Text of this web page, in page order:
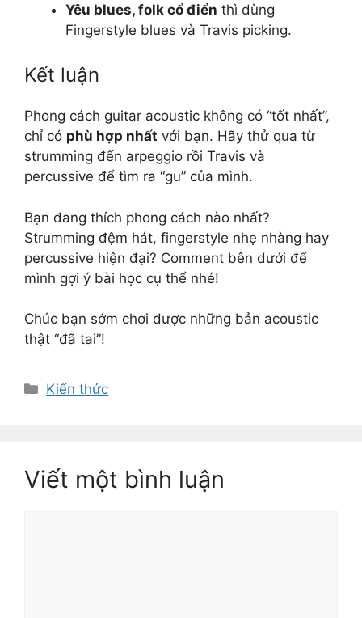
Yêu blues, folk cổ điển thì dùng
Fingerstyle blues và Travis picking.
Kết luận
Phong cách guitar acoustic không có “tốt nhất”,
chỉ có phù hợp nhất với bạn. Hãy thử qua từ
strumming đến arpeggio rồi Travis và
percussive để tìm ra “gu” của mình.
Bạn đang thích phong cách nào nhất?
Strumming đệm hát, fingerstyle nhẹ nhàng hay
percussive hiện đại? Comment bên dưới để
mình gợi ý bài học cụ thể nhé!
Chúc bạn sớm chơi được những bản acoustic
thật “đã tai”!
Danh
Kiến thức
Viết một bình luận